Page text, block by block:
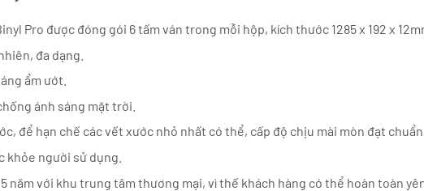
Pro được đóng gói 6 tấm ván trong mỗi hộp, kích thước 1285 x 192 x
đa dạng.
ẩm ướt.
ánh sáng mặt trời.
để hạn chế các vết xước nhỏ nhất có thể, cấp độ chịu mài mòn đạt chuẩn
người sử dụng.
năm với khu trung tâm thương mại, vì thế khách hàng có thể hoàn toàn